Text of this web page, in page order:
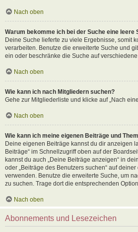
Nach oben
Warum bekomme ich bei der Suche eine leere
Deine Suche lieferte zu viele Ergebnisse, somit
verarbeiten. Benutze die erweiterte Suche und
ein oder beschränke die Suche auf verschiedene
Nach oben
Wie kann ich nach Mitgliedern suchen?
Gehe zur Mitgliederliste und klicke auf „Nach
Nach oben
Wie kann ich meine eigenen Beiträge und
Deine eigenen Beiträge kannst du dir anzeigen
Beiträge“ im Schnellzugriff oben auf der
kannst du auch „Deine Beiträge anzeigen“ in
oder „Beiträge des Benutzers suchen“ auf
verwenden. Benutze die erweiterte Suche, um
zu suchen. Trage dort die entsprechenden
Nach oben
Abonnements und Lesezeichen